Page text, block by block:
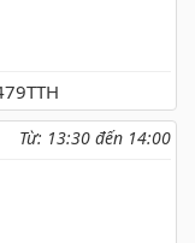
Từ: 13:30 đến 14:00